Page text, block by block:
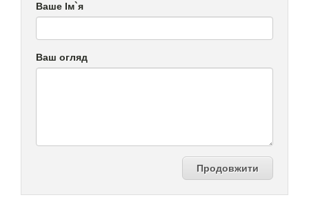
Ваше Ім`я
Ваш огляд
Продовжити